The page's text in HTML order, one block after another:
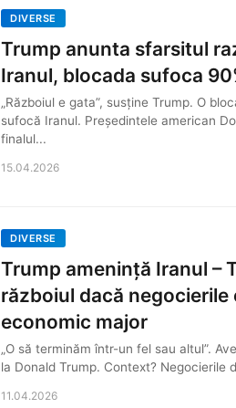
DIVERSE
Trump anunta sfarsitul
Iranul, blocada sufoca
„Războiul e gata”, susține Trump. O
sufocă Iranul. Președintele american
finalul...
15.04.2026
DIVERSE
Trump amenință Iranul –
războiul dacă negocierile
economic major
„O să terminăm într-un fel sau altul”.
la Donald Trump. Context? Negocierile
11.04.2026